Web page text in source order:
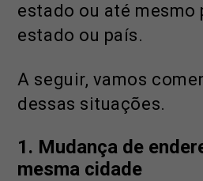
estado ou até mesmo
estado ou país.
A seguir, vamos
dessas situações.
1. Mudança de
mesma cidade